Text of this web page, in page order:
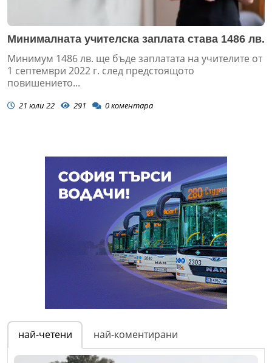
Минималната учителска заплата става 1486 лв.
Минимум 1486 лв. ще бъде заплатата на учителите от
1 септември 2022 г. след предстоящото
повишението...
21 юли 22 291 0коментара
най-четени най-коментирани